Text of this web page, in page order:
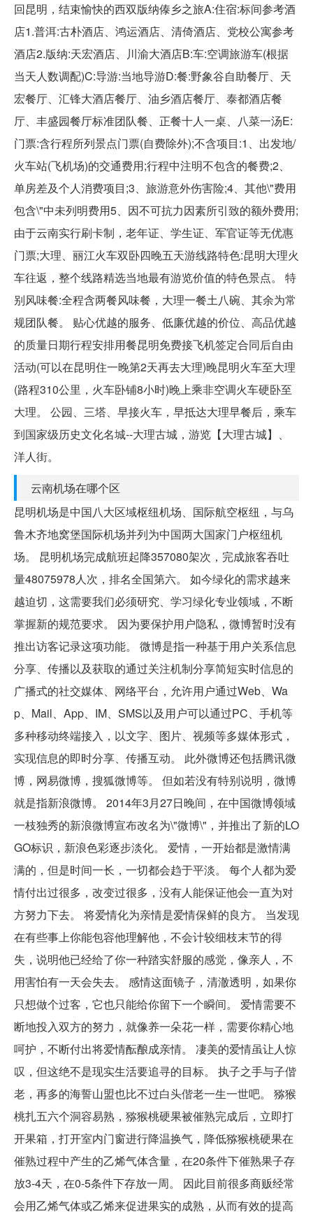
回昆明，结束愉快的西双版纳傣乡之旅A:住宿:标间参考酒
店1.普洱:古朴酒店、鸿运酒店、清倚酒店、党校公寓参考
酒店2.版纳:天宏酒店、川渝大酒店B:车:空调旅游车(根据
当天人数调配)C:导游:当地导游D:餐:野象谷自助餐厅、天
宏餐厅、汇锋大酒店餐厅、油乡酒店餐厅、泰都酒店餐
厅、丰盛园餐厅标准团队餐、正餐十人一桌、八菜一汤E:
门票:含行程所列景点门票(自费除外);不含项目:1、出发地/
火车站(飞机场)的交通费用;行程中注明不包含的餐费;2、
单房差及个人消费项目;3、旅游意外伤害险;4、其他\"费用
包含\"中未列明费用5、因不可抗力因素所引致的额外费用;
由于云南实行刷卡制，老年证、学生证、军官证等无优惠
门票;大理、丽江火车双卧四晚五天游线路特色:昆明大理火
车往返，整个线路精选当地最有游览价值的特色景点。 特
别风味餐:全程含两餐风味餐，大理一餐土八碗、其余为常
规团队餐。 贴心优越的服务、低廉优越的价位、高品优越
的质量日期行程安排用餐昆明免费接飞机签定合同后自由
活动(可以在昆明住一晚第2天再去大理)晚昆明火车至大理
(路程310公里，火车卧铺8小时)晚上乘非空调火车硬卧至
大理。 公园、三塔、早接火车，早抵达大理早餐后，乘车
到国家级历史文化名城--大理古城，游览【大理古城】、
洋人街。
云南机场在哪个区
昆明机场是中国八大区域枢纽机场、国际航空枢纽，与乌
鲁木齐地窝堡国际机场并列为中国两大国家门户枢纽机
场。 昆明机场完成航班起降357080架次，完成旅客吞吐
量48075978人次，排名全国第六。 如今绿化的需求越来
越迫切，这需要我们必须研究、学习绿化专业领域，不断
掌握新的规范要求。 因为要保护用户隐私，微博暂时没有
推出访客记录这项功能。 微博是指一种基于用户关系信息
分享、传播以及获取的通过关注机制分享简短实时信息的
广播式的社交媒体、网络平台，允许用户通过Web、Wa
p、Mail、App、IM、SMS以及用户可以通过PC、手机等
多种移动终端接入，以文字、图片、视频等多媒体形式，
实现信息的即时分享、传播互动。 此外微博还包括腾讯微
博，网易微博，搜狐微博等。 但如若没有特别说明，微博
就是指新浪微博。 2014年3月27日晚间，在中国微博领域
一枝独秀的新浪微博宣布改名为\"微博\"，并推出了新的LO
GO标识，新浪色彩逐步淡化。 爱情，一开始都是激情满
满的，但是时间一长，一切都会趋于平淡。 每个人都为爱
情付出过很多，改变过很多，没有人能保证他会一直为对
方努力下去。 将爱情化为亲情是爱情保鲜的良方。 当发现
在有些事上你能包容他理解他，不会计较细枝末节的得
失，说明他已经给了你一种踏实舒服的感觉，像亲人，不
用害怕有一天会失去。 感情这面镜子，清澈透明，如果你
只想做个过客，它也只能给你留下一个瞬间。 爱情需要不
断地投入双方的努力，就像养一朵花一样，需要你精心地
呵护，不断付出将爱情酝酿成亲情。 凄美的爱情虽让人惊
叹，但这绝不是现实生活要追寻的目标。 执子之手与子偕
老，再多的海誓山盟也比不过白头偕老一生一世吧。 猕猴
桃扎五六个洞容易熟，猕猴桃硬果被催熟完成后，立即打
开果箱，打开室内门窗进行降温换气，降低猕猴桃硬果在
催熟过程中产生的乙烯气体含量，在20条件下催熟果子存
放3-4天，在0-5条件下存放一周。 因此目前很多商贩经常
会用乙烯气体或乙烯来促进果实的成熟，从而有效的提高